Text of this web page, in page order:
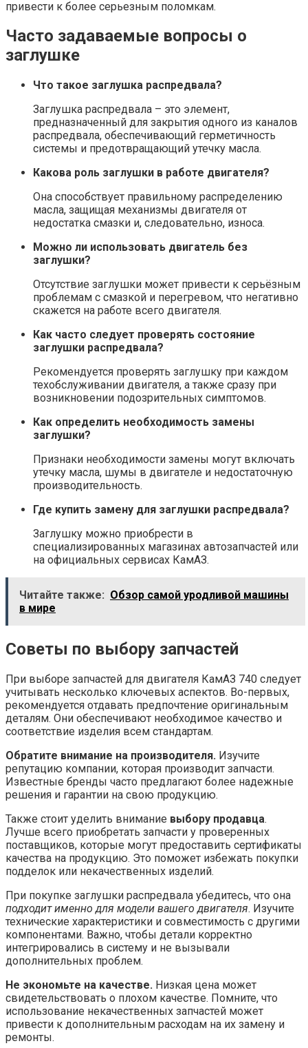
привести к более серьезным поломкам.
Часто задаваемые вопросы о
заглушке
Что такое заглушка распредвала?
Заглушка распредвала – это элемент,
предназначенный для закрытия одного из каналов
распредвала, обеспечивающий герметичность
системы и предотвращающий утечку масла.
Какова роль заглушки в работе двигателя?
Она способствует правильному распределению
масла, защищая механизмы двигателя от
недостатка смазки и, следовательно, износа.
Можно ли использовать двигатель без
заглушки?
Отсутствие заглушки может привести к серьёзным
проблемам с смазкой и перегревом, что негативно
скажется на работе всего двигателя.
Как часто следует проверять состояние
заглушки распредвала?
Рекомендуется проверять заглушку при каждом
техобслуживании двигателя, а также сразу при
возникновении подозрительных симптомов.
Как определить необходимость замены
заглушки?
Признаки необходимости замены могут включать
утечку масла, шумы в двигателе и недостаточную
производительность.
Где купить замену для заглушки распредвала?
Заглушку можно приобрести в
специализированных магазинах автозапчастей или
на официальных сервисах КамАЗ.
Читайте также: Обзор самой уродливой машины
в мире
Советы по выбору запчастей
При выборе запчастей для двигателя КамАЗ 740 следует
учитывать несколько ключевых аспектов. Во-первых,
рекомендуется отдавать предпочтение оригинальным
деталям. Они обеспечивают необходимое качество и
соответствие изделия всем стандартам.
Обратите внимание на производителя. Изучите
репутацию компании, которая производит запчасти.
Известные бренды часто предлагают более надежные
решения и гарантии на свою продукцию.
Также стоит уделить внимание выбору продавца.
Лучше всего приобретать запчасти у проверенных
поставщиков, которые могут предоставить сертификаты
качества на продукцию. Это поможет избежать покупки
подделок или некачественных изделий.
При покупке заглушки распредвала убедитесь, что она
подходит именно для модели вашего двигателя. Изучите
технические характеристики и совместимость с другими
компонентами. Важно, чтобы детали корректно
интегрировались в систему и не вызывали
дополнительных проблем.
Не экономьте на качестве. Низкая цена может
свидетельствовать о плохом качестве. Помните, что
использование некачественных запчастей может
привести к дополнительным расходам на их замену и
ремонты.